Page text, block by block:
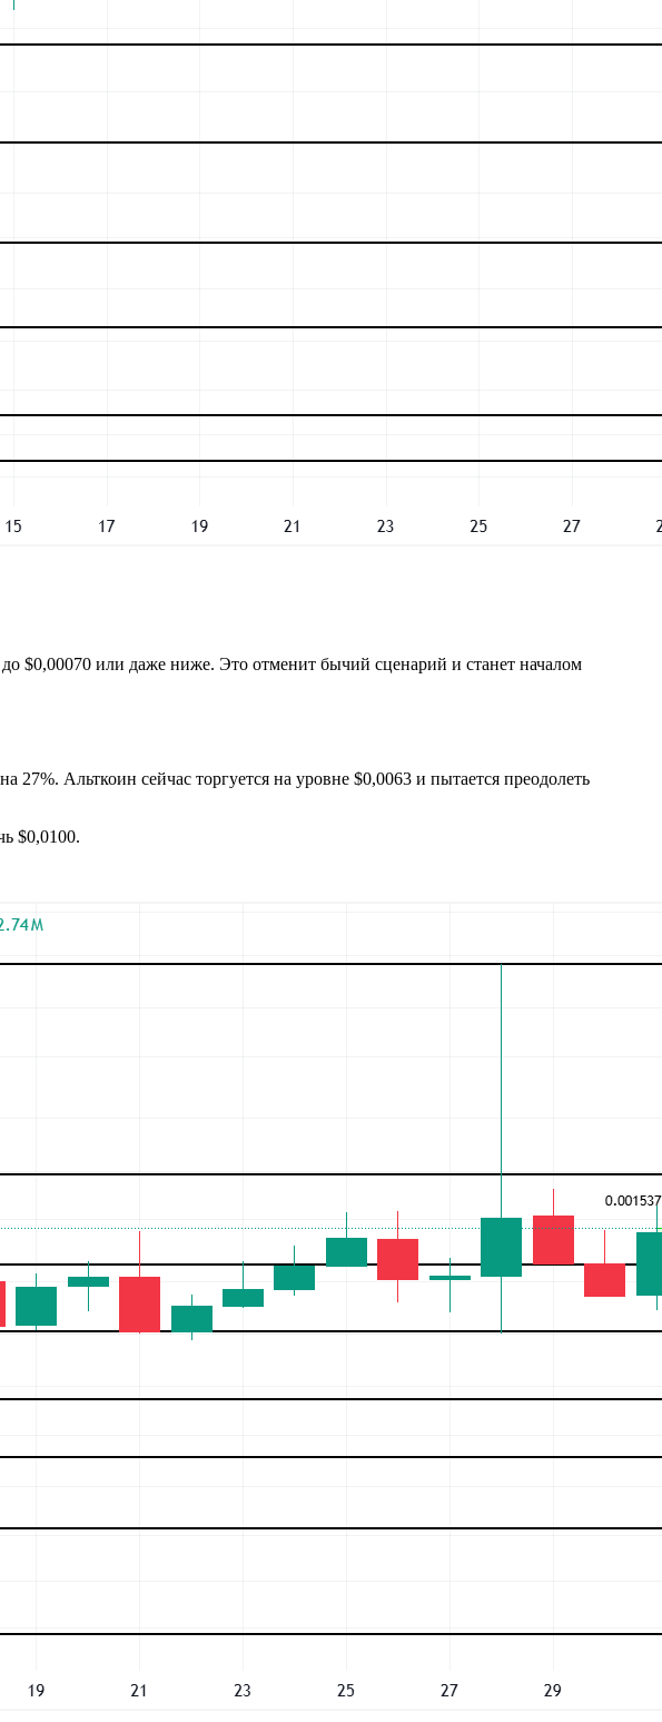
$0,00070 или даже ниже. Это отменит бычий сценарий и станет началом
Альткоин сейчас торгуется на уровне $0,0063 и пытается преодолеть
$0,0100.